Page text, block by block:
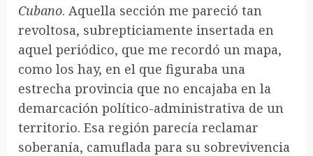
Cubano. Aquella sección me pareció tan
revoltosa, subrepticiamente insertada en
aquel periódico, que me recordó un mapa,
como los hay, en el que figuraba una
estrecha provincia que no encajaba en la
demarcación político-administrativa de un
territorio. Esa región parecía reclamar
soberanía, camuflada para su sobrevivencia